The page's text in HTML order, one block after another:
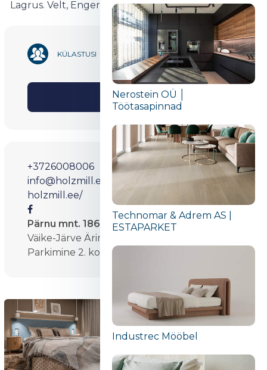
Lagrus. Velt, Enger, Aprile, Stile, Sterk.
KÜLASTUSI 26 222
Jaga
+3726008006
info@holzmill.ee
holzmill.ee/
Pärnu mnt. 186, 11314 Tallinn
Väike-Järve Ärimaja teine korrus.
Parkimine 2. korruse katuseparklas.
Nerostein OÜ │
Töötasapinnad
Technomar & Adrem AS |
ESTAPARKET
Industrec Mööbel